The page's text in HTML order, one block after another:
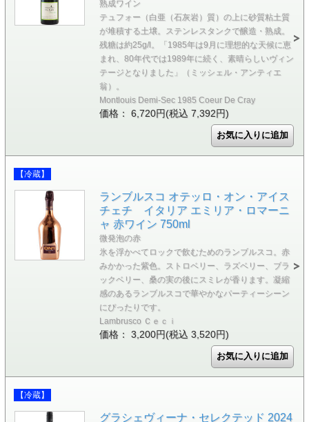
熟成ワイン
テュフォー（白亜（石灰岩）質）の上に砂質粘土質
が堆積する土壌。ステンレスタンクで醸造・熟成。
残糖は約25g/l。「1985年は9月に理想的な天候に恵
まれ、80年代では1989年に続く、素晴らしいヴィン
テージとなりました」（ミッシェル・アンティエ
翁）。
Montlouis Demi-Sec 1985 Coeur De Cray
価格： 6,720円(税込 7,392円)
【冷蔵】
ランブルスコ オテッロ・オン・アイス
チェチ イタリア エミリア・ロマーニ
ャ 赤ワイン 750ml
微発泡の赤
氷を浮かべてロックで飲むためのランブルスコ。赤
みかかった紫色。ストロベリー、ラズベリー、ブラ
ックベリー、桑の実の後にスミレが香ります。凝縮
感のあるランブルスコで華やかなパーティーシーン
にぴったりです。
Lambrusco Ｃｅｃｉ
価格： 3,200円(税込 3,520円)
【冷蔵】
グラシェヴィーナ・セレクテッド 2024